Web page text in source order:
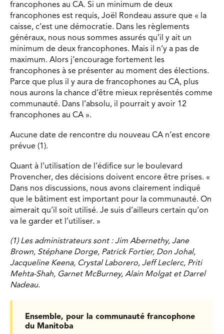
francophones au CA. Si un minimum de deux
francophones est requis, Joël Rondeau assure que « la
caisse, c’est une démocratie. Dans les règlements
généraux, nous nous sommes assurés qu’il y ait un
minimum de deux francophones. Mais il n’y a pas de
maximum. Alors j’encourage fortement les
francophones à se présenter au moment des élections.
Parce que plus il y aura de francophones au CA, plus
nous aurons la chance d’être mieux représentés comme
communauté. Dans l’absolu, il pourrait y avoir 12
francophones au CA ».
Aucune date de rencontre du nouveau CA n’est encore
prévue (1).
Quant à l’utilisation de l’édifice sur le boulevard
Provencher, des décisions doivent encore être prises. «
Dans nos discussions, nous avons clairement indiqué
que le bâtiment est important pour la communauté. On
aimerait qu’il soit utilisé. Je suis d’ailleurs certain qu’on
va le garder et l’utiliser. »
(1) Les administrateurs sont : Jim Abernethy, Jane
Brown, Stéphane Dorge, Patrick Fortier, Don Johal,
Jacqueline Keena, Crystal Laborero, Jeff Leclerc, Priti
Mehta-Shah, Garnet McBurney, Alain Molgat et Darrel
Nadeau.
Ensemble, pour la communauté francophone
du Manitoba